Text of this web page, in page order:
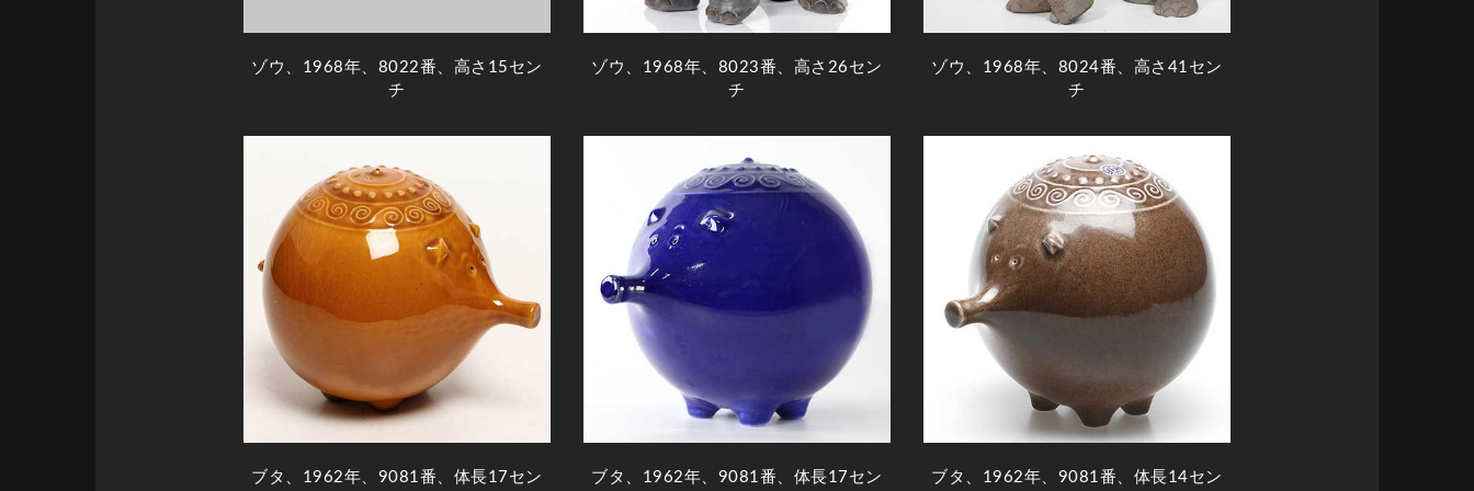
ゾウ、1968年、8022番、高さ15セン
チ
ゾウ、1968年、8023番、高さ26セン
チ
ゾウ、1968年、8024番、高さ41セン
チ
ブタ、1962年、9081番、体長17セン ブタ、1962年、9081番、体長17セン ブタ、1962年、9081番、体長14セン